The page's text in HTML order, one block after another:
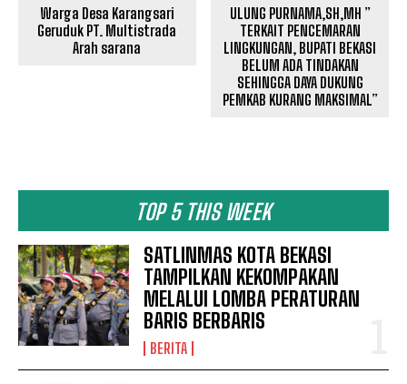
TOP 5 THIS WEEK
SATLINMAS KOTA BEKASI
TAMPILKAN KEKOMPAKAN
MELALUI LOMBA PERATURAN
BARIS BERBARIS
BERITA
Warga Desa Karangsari
Geruduk PT. Multistrada
Arah sarana
ULUNG PURNAMA,SH,MH ”
TERKAIT PENCEMARAN
LINGKUNGAN, BUPATI BEKASI
BELUM ADA TINDAKAN
SEHINGGA DAYA DUKUNG
PEMKAB KURANG MAKSIMAL”